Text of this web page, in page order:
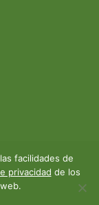
facilidades de
privacidad de los